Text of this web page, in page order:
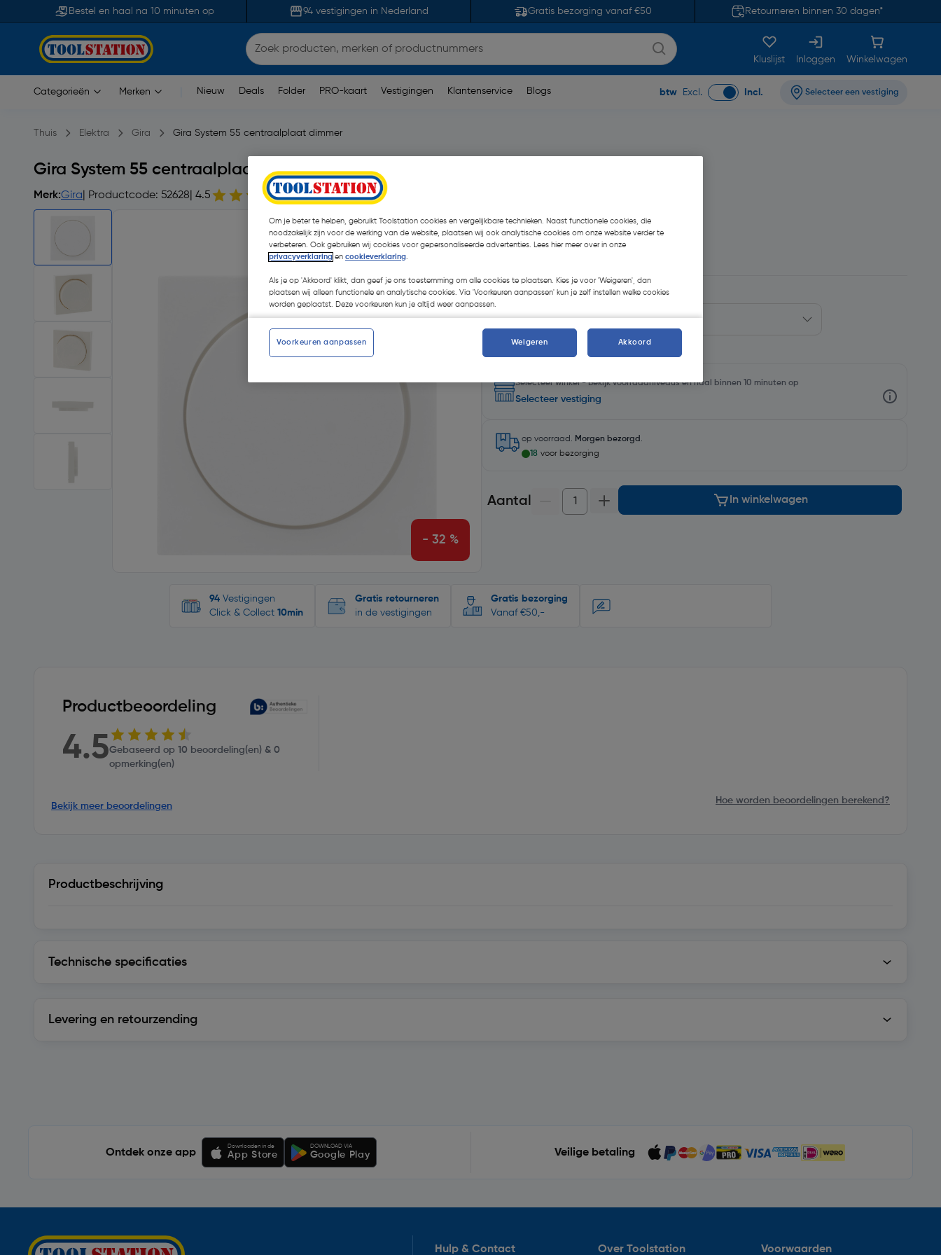
Bestel en haal na 10 minuten op 94 vestigingen in Nederland Gratis bezorging vanaf €50 Retourneren binnen 30 dagen*
Kluslijst Inloggen Winkelwagen
Categorieën Merken Nieuw Deals Folder PRO-kaart Vestigingen Klantenservice Blogs btw Excl. Incl. Selecteer een vestiging
Thuis Elektra Gira Gira System 55 centraalplaat dimmer
Gira System 55 centraalplaat dimmer Glanzend wit
Merk:Gira | Productcode: 52628 | 4.5 10 opmerking(en)| Stuk
- 32 %
€ 10,71
€ 7,30| Excl. btw € 6,03
Kies productvariant(1)
Selecteer winkel - Bekijk voorraadniveaus en haal binnen 10 minuten op
Selecteer vestiging
op voorraad. Morgen bezorgd .
18 voor bezorging
Aantal In winkelwagen
94 Vestigingen
Click & Collect 10min
Gratis retourneren
in de vestigingen
Gratis bezorging
Vanaf €50,-
Productbeoordeling
4.5Gebaseerd op 10 beoordeling(en) & 0
opmerking(en)
Bekijk meer beoordelingen
Hoe worden beoordelingen berekend?
Productbeschrijving
Technische specificaties
Levering en retourzending
Ontdek onze app
Downloaden in de
App Store
DOWNLOAD VIA
Google Play Veilige betaling
Hulp & Contact Over Toolstation Voorwaarden
Om je beter te helpen, gebruikt Toolstation cookies en vergelijkbare technieken. Naast functionele cookies, die
noodzakelijk zijn voor de werking van de website, plaatsen wij ook analytische cookies om onze website verder te
verbeteren. Ook gebruiken wij cookies voor gepersonaliseerde advertenties. Lees hier meer over in onze
privacyverklaring en cookieverklaring.
Als je op 'Akkoord' klikt, dan geef je ons toestemming om alle cookies te plaatsen. Kies je voor 'Weigeren', dan
plaatsen wij alleen functionele en analytische cookies. Via 'Voorkeuren aanpassen' kun je zelf instellen welke cookies
worden geplaatst. Deze voorkeuren kun je altijd weer aanpassen.
Voorkeuren aanpassen Weigeren Akkoord